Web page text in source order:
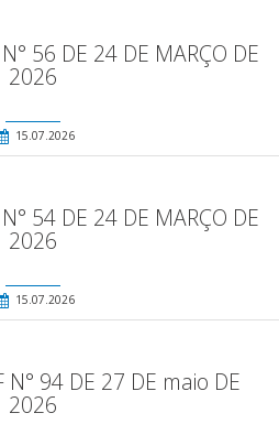
56 DE 24 DE MARÇO DE
2026
15.07.2026
54 DE 24 DE MARÇO DE
2026
15.07.2026
N° 94 DE 27 DE maio DE
2026